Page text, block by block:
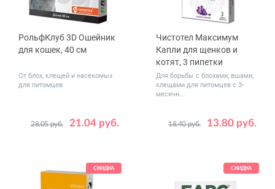
РольфКлуб 3D Ошейник
для кошек, 40 см
От блох, клещей и насекомых
для питомцев
21.04 руб.
28.05 руб.
Чистотел Максимум
Капли для щенков и
котят, 3 пипетки
Для борьбы с блохами, вшами,
клещами для питомцев с 3-
месячн...
13.80 руб.
18.40 руб.
СКИДКА СКИДКА